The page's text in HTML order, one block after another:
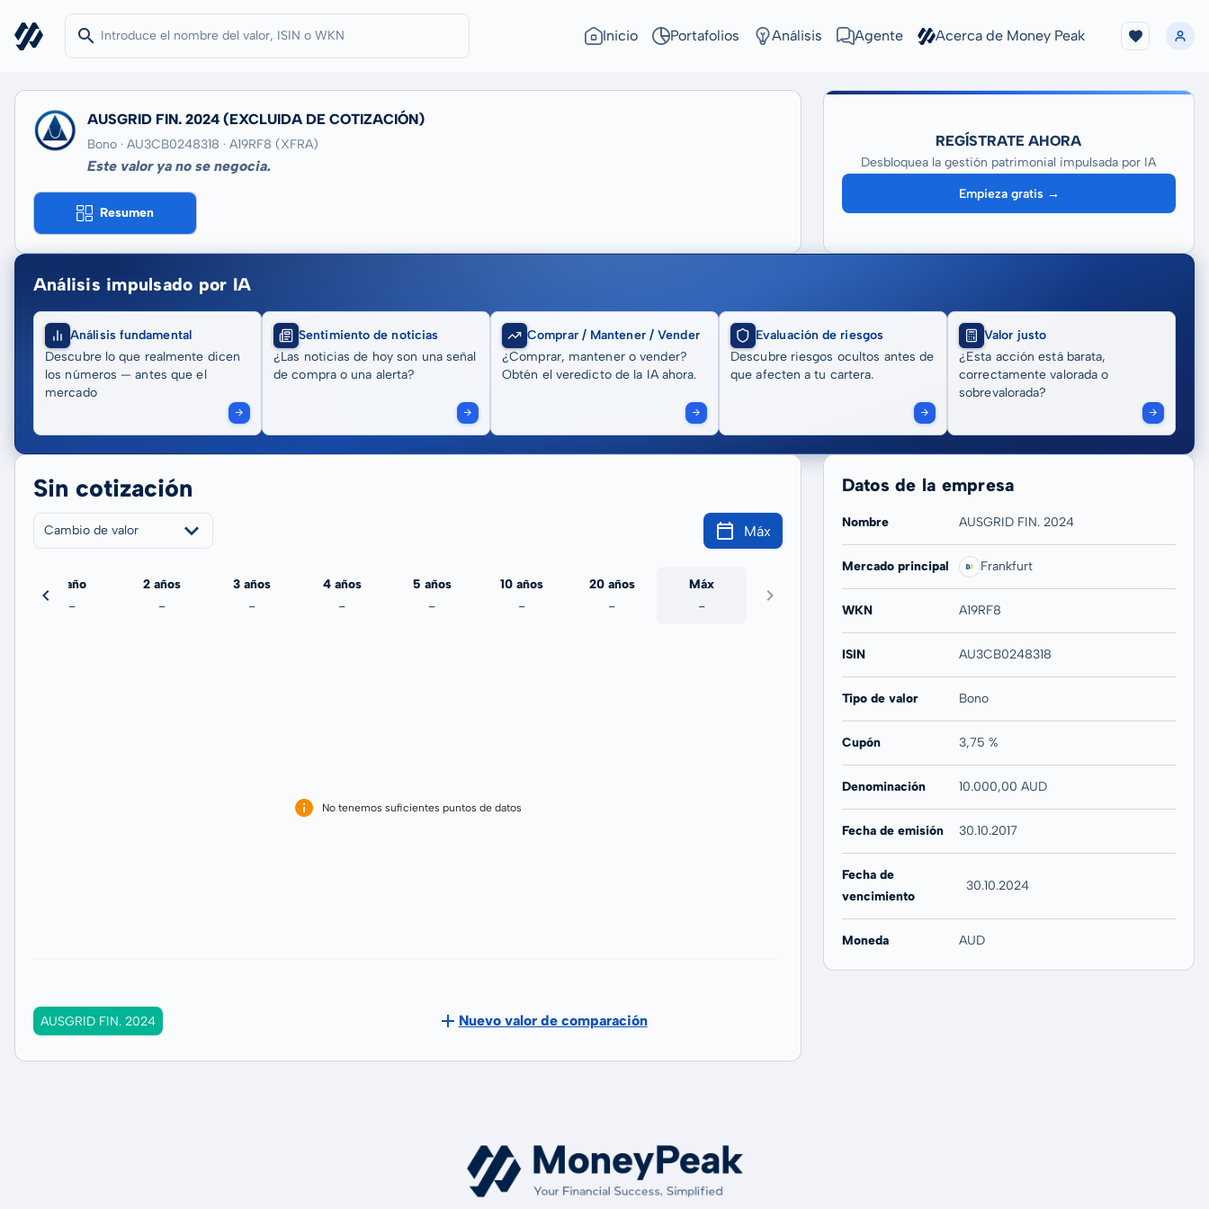
Inicio Portafolios Análisis Agente Acerca de Money Peak
AUSGRID FIN. 2024 (EXCLUIDA DE COTIZACIÓN)
Bono · AU3CB0248318 · A19RF8 (XFRA)
Este valor ya no se negocia.
Resumen
REGÍSTRATE AHORA
Desbloquea la gestión patrimonial impulsada por IA
Empieza gratis →
Análisis impulsado por IA
Análisis fundamental
Descubre lo que realmente dicen
los números — antes que el
mercado
Sentimiento de noticias
¿Las noticias de hoy son una señal
de compra o una alerta?
Comprar / Mantener / Vender
¿Comprar, mantener o vender?
Obtén el veredicto de la IA ahora.
Evaluación de riesgos
Descubre riesgos ocultos antes de
que afecten a tu cartera.
Valor justo
¿Esta acción está barata,
correctamente valorada o
sobrevalorada?
Sin cotización
Cambio de valor Máx
1 año
-
2 años
-
3 años
-
4 años
-
5 años
-
10 años
-
20 años
-
Máx
-
No tenemos suficientes puntos de datos
AUSGRID FIN. 2024 Nuevo valor de comparación
Datos de la empresa
Nombre AUSGRID FIN. 2024
Mercado principal Frankfurt
WKN A19RF8
ISIN AU3CB0248318
Tipo de valor Bono
Cupón 3,75 %
Denominación 10.000,00 AUD
Fecha de emisión 30.10.2017
Fecha de
vencimiento
30.10.2024
Moneda AUD